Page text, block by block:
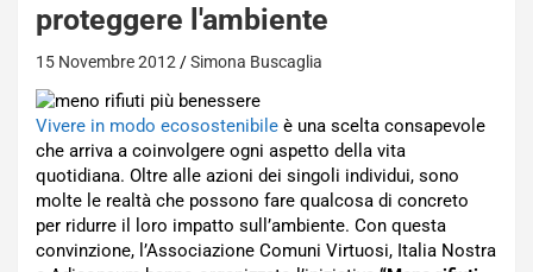
proteggere l'ambiente
15 Novembre 2012 Simona Buscaglia
Vivere in modo ecosostenibile è una scelta consapevole
che arriva a coinvolgere ogni aspetto della vita
quotidiana. Oltre alle azioni dei singoli individui, sono
molte le realtà che possono fare qualcosa di concreto
per ridurre il loro impatto sull’ambiente. Con questa
convinzione, l’Associazione Comuni Virtuosi, Italia Nostra